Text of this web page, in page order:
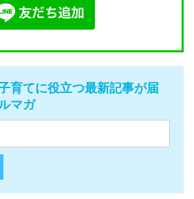
育てに役立つ最新記事が届
マガ